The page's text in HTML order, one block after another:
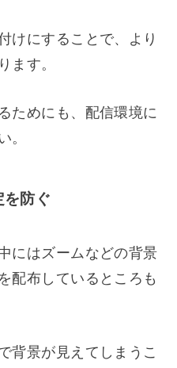
けにすることで、より
ます。
ためにも、配信環境に
。
を防ぐ
にはズームなどの背景
配布しているところも
背景が見えてしまうこ